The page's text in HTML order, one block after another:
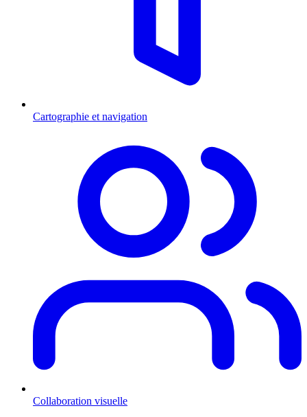
Cartographie et navigation
Collaboration visuelle